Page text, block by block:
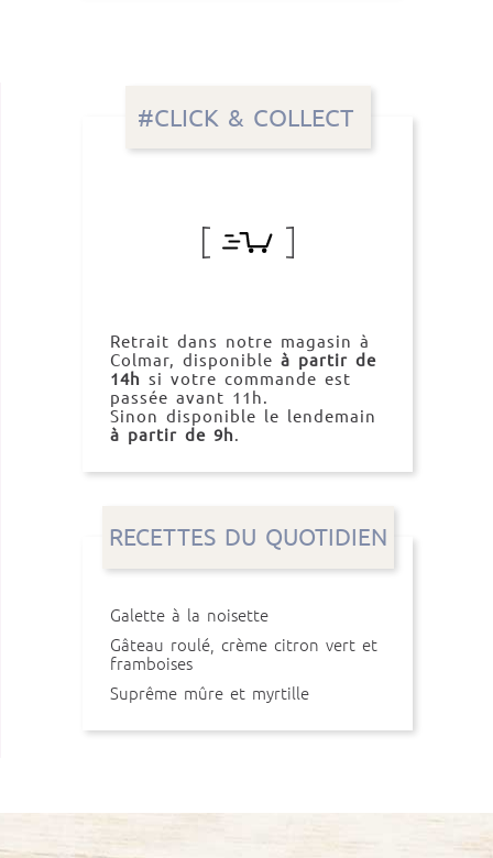
#CLICK & COLLECT
Retrait dans notre magasin à
Colmar, disponible à partir de
14h si votre commande est
passée avant 11h.
Sinon disponible le lendemain
à partir de 9h.
RECETTES DU QUOTIDIEN
Galette à la noisette
Gâteau roulé, crème citron vert et
framboises
Suprême mûre et myrtille